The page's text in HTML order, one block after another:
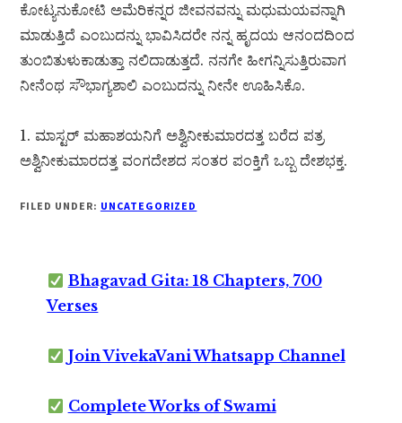
ಕೋಟ್ಯನುಕೋಟಿ ಅಮೆರಿಕನ್ನರ ಜೀವನವನ್ನು ಮಧುಮಯವನ್ನಾಗಿ
ಮಾಡುತ್ತಿದೆ ಎಂಬುದನ್ನು ಭಾವಿಸಿದರೇ ನನ್ನ ಹೃದಯ ಆನಂದದಿಂದ
ತುಂಬಿತುಳುಕಾಡುತ್ತಾ ನಲಿದಾಡುತ್ತದೆ. ನನಗೇ ಹೀಗನ್ನಿಸುತ್ತಿರುವಾಗ
ನೀನೆಂಥ ಸೌಭಾಗ್ಯಶಾಲಿ ಎಂಬುದನ್ನು ನೀನೇ ಊಹಿಸಿಕೊ.
1. ಮಾಸ್ಟರ್ ಮಹಾಶಯನಿಗೆ ಅಶ್ವಿನೀಕುಮಾರದತ್ತ ಬರೆದ ಪತ್ರ
ಅಶ್ವಿನೀಕುಮಾರದತ್ತ ವಂಗದೇಶದ ಸಂತರ ಪಂಕ್ತಿಗೆ ಒಬ್ಬ ದೇಶಭಕ್ತ.
FILED UNDER: UNCATEGORIZED
Bhagavad Gita: 18 Chapters, 700
Verses
Join VivekaVani Whatsapp Channel
Complete Works of Swami